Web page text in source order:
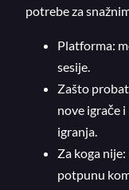
potrebe za
Platforma:
sesije.
Zašto
nove igrače
igranja.
Za koga
potpunu